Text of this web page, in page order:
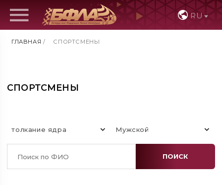
RU
ГЛАВНАЯ / СПОРТСМЕНЫ
СПОРТСМЕНЫ
толкание ядра Мужской
ПОИСК